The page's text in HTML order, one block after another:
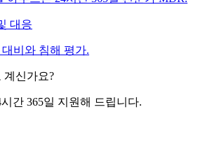
대응
비와 침해 평가.
계신가요?
간 365일 지원해 드립니다.